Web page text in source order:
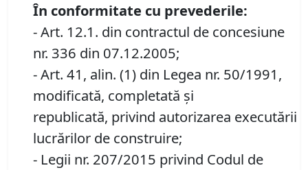
În conformitate cu prevederile:
- Art. 12.1. din contractul de concesiune
nr. 336 din 07.12.2005;
- Art. 41, alin. (1) din Legea nr. 50/1991,
modificată, completată și
republicată, privind autorizarea executării
lucrărilor de construire;
- Legii nr. 207/2015 privind Codul de